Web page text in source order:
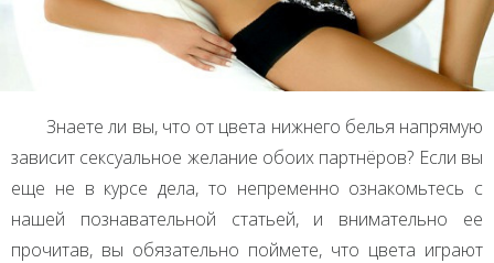
Знаете ли вы, что от цвета нижнего белья напрямую
зависит сексуальное желание обоих партнёров? Если вы
еще не в курсе дела, то непременно ознакомьтесь с
нашей познавательной статьей, и внимательно ее
прочитав, вы обязательно поймете, что цвета играют